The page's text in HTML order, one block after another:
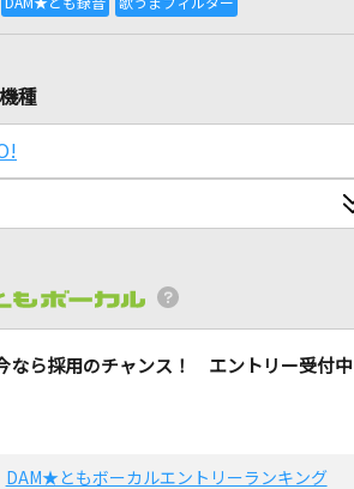
種
なら採用のチャンス！ エントリー受付中
DAM★ともボーカルエントリーランキング